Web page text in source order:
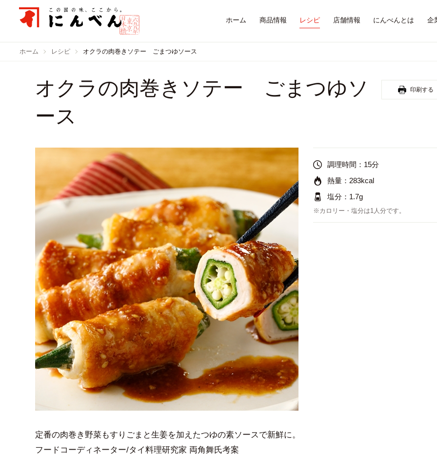
ホーム 商品情報 レシピ 店舗情報 にんべんとは 企
ホーム レシピ オクラの肉巻きソテー ごまつゆソース
オクラの肉巻きソテー ごまつゆソ
ース
印刷する
調理時間： 15分
熱量： 283kcal
塩分： 1.7g
※カロリー・塩分は1人分です。
定番の肉巻き野菜もすりごまと生姜を加えたつゆの素ソースで新鮮に。
フードコーディネーター/タイ料理研究家 両角舞氏考案